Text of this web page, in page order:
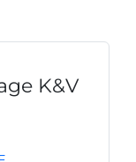
K&V